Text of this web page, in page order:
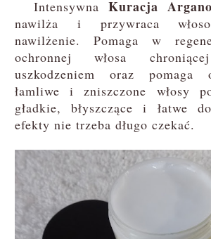
IntensywnaKuracja
nawilża i przywraca
nawilżenie. Pomaga w
ochronnej włosa
uszkodzeniem oraz pomaga
łamliwe i zniszczone włosy
gładkie, błyszczące i łatwe
efekty nie trzeba długo czekać.